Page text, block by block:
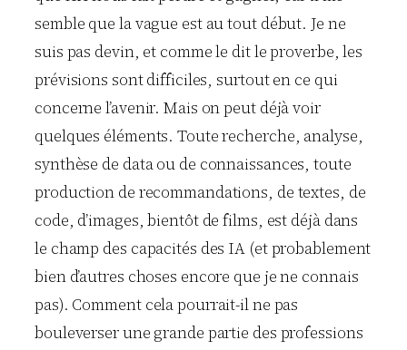
semble que la vague est au tout début. Je ne
suis pas devin, et comme le dit le proverbe, les
prévisions sont difficiles, surtout en ce qui
concerne l’avenir. Mais on peut déjà voir
quelques éléments. Toute recherche, analyse,
synthèse de data ou de connaissances, toute
production de recommandations, de textes, de
code, d’images, bientôt de films, est déjà dans
le champ des capacités des IA (et probablement
bien d’autres choses encore que je ne connais
pas). Comment cela pourrait-il ne pas
bouleverser une grande partie des professions